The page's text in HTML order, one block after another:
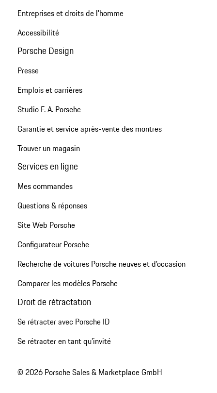
Entreprises et droits de l'homme
Accessibilité
Porsche Design
Presse
Emplois et carrières
Studio F. A. Porsche
Garantie et service après-vente des montres
Trouver un magasin
Services en ligne
Mes commandes
Questions & réponses
Site Web Porsche
Configurateur Porsche
Recherche de voitures Porsche neuves et d'occasion
Comparer les modèles Porsche
Droit de rétractation
Se rétracter avec Porsche ID
Se rétracter en tant qu’invité
© 2026 Porsche Sales & Marketplace GmbH